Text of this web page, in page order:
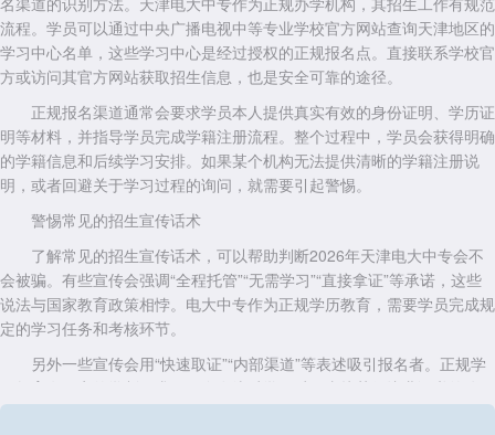
流程。学员可以通过中央广播电视中等专业学校官方网站查询天津地区的
学习中心名单，这些学习中心是经过授权的正规报名点。直接联系学校官
方或访问其官方网站获取招生信息，也是安全可靠的途径。
正规报名渠道通常会要求学员本人提供真实有效的身份证明、学历证
明等材料，并指导学员完成学籍注册流程。整个过程中，学员会获得明确
的学籍信息和后续学习安排。如果某个机构无法提供清晰的学籍注册说
明，或者回避关于学习过程的询问，就需要引起警惕。
警惕常见的招生宣传话术
了解常见的招生宣传话术，可以帮助判断2026年天津电大中专会不
会被骗。有些宣传会强调“全程托管”“无需学习”“直接拿证”等承诺，这些
说法与国家教育政策相悖。电大中专作为正规学历教育，需要学员完成规
定的学习任务和考核环节。
另外一些宣传会用“快速取证”“内部渠道”等表述吸引报名者。正规学
历教育有固定的学制要求，不存在绕过学习过程直接获得毕业证书的途
径。对于此类承诺，学员需要保持清醒认识。